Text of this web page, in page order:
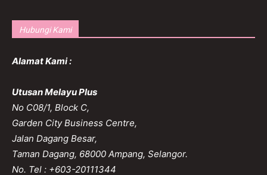
Hubungi Kami
Alamat Kami :
Utusan Melayu Plus
No C08/1, Block C,
Garden City Business Centre,
Jalan Dagang Besar,
Taman Dagang, 68000 Ampang, Selangor.
No. Tel : +603-20111344